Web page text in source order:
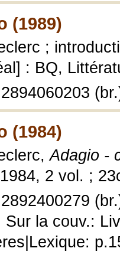
(1989)
;
: BQ,
(1984)
Adagio -
2 vol. ;
Sur la couv.: